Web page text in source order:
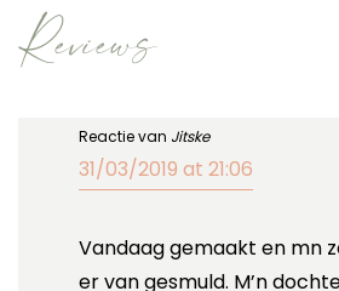
Reviews
Reactie van Jitske
31/03/2019 at 21:06
Vandaag gemaakt en mn
er van gesmuld. M’n